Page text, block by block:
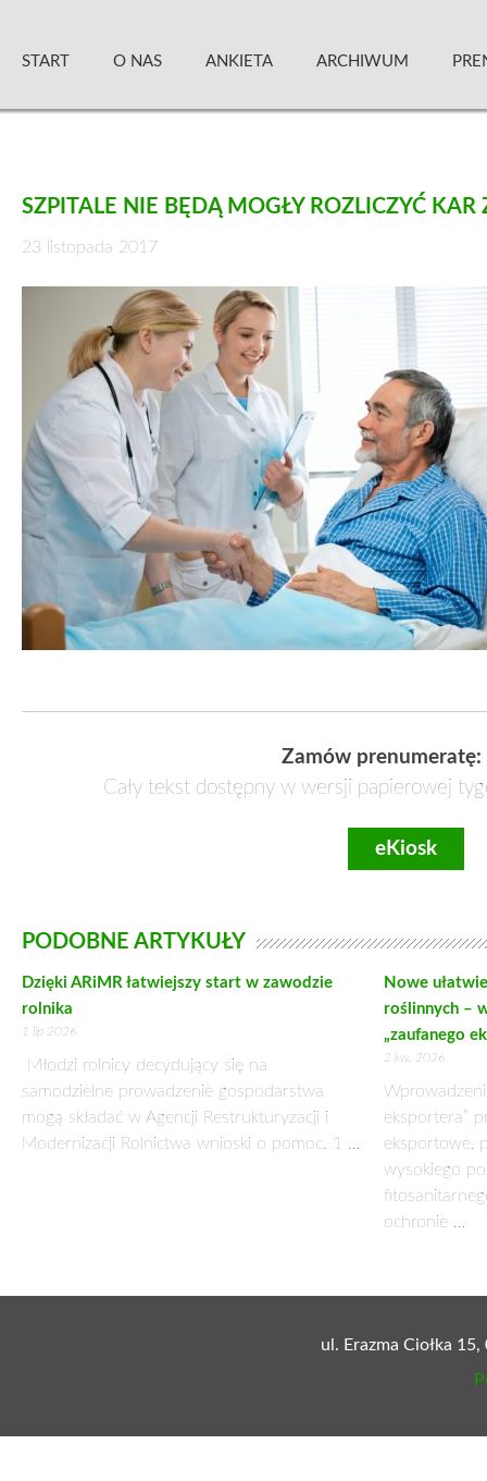
content
START O NAS ANKIETA ARCHIWUM
SZPITALE NIE BĘDĄ MOGŁY ROZLICZYĆ
23 listopada 2017
Zamów prenumeratę:
Cały tekst dostępny w wersji papierowej
eKiosk
PODOBNE ARTYKUŁY
Dzięki ARiMR łatwiejszy start w zawodzie
rolnika
1 lip 2026
Młodzi rolnicy decydujący się na
samodzielne prowadzenie gospodarstwa
mogą składać w Agencji Restrukturyzacji i
Modernizacji Rolnictwa wnioski o pomoc. 1 …
Nowe
roślinnych –
„zaufanego
2 kw. 2026
eksportera”
eksportowe,
wysokiego
ochronie …
ul. Erazma Ciołka